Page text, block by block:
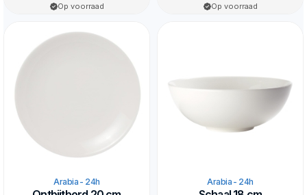
Op voorraad Op voorraad
Arabia - 24h Arabia - 24h